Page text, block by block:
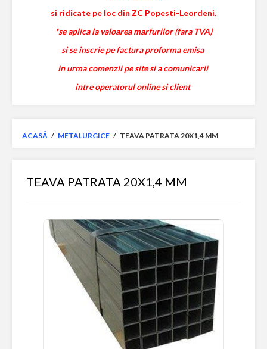
si ridicate pe loc din ZC Popesti-Leordeni.
*se aplica la valoarea marfurilor (fara TVA)
si se inscrie pe factura proforma emisa
in urma comenzii pe site si a comunicarii
intre operatorul online si client
ACASĂ / METALURGICE / TEAVA PATRATA 20X1,4 MM
TEAVA PATRATA 20X1,4 MM